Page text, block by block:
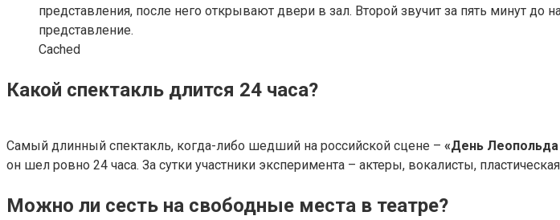
представления, после него открывают двери в зал. Второй звучит за пять минут до
представление.
Cached
Какой спектакль длится 24 часа?
Самый длинный спектакль, когда-либо шедший на российской сцене – «День Леопольда
он шел ровно 24 часа. За сутки участники эксперимента – актеры, вокалисты,
Можно ли сесть на свободные места в театре?